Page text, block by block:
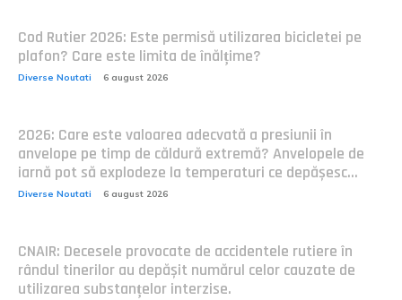
Cod Rutier 2026: Este permisă utilizarea bicicletei pe
plafon? Care este limita de înălțime?
Diverse Noutati 6 august 2026
2026: Care este valoarea adecvată a presiunii în
anvelope pe timp de căldură extremă? Anvelopele de
iarnă pot să explodeze la temperaturi ce depășesc...
Diverse Noutati 6 august 2026
CNAIR: Decesele provocate de accidentele rutiere în
rândul tinerilor au depășit numărul celor cauzate de
utilizarea substanțelor interzise.